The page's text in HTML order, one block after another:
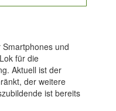
und
für die
Aktuell ist der
der weitere
ist bereits